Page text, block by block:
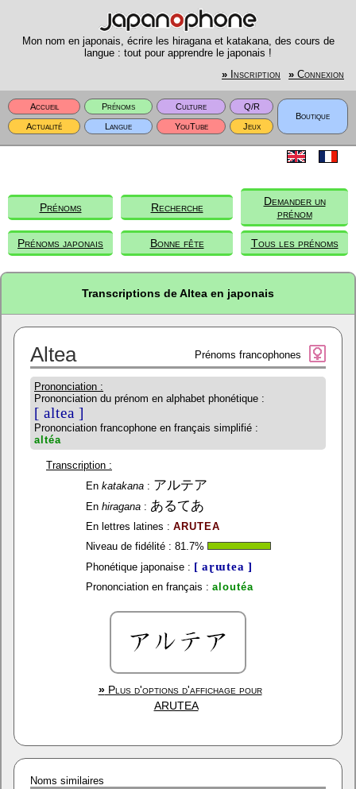
Mon nom en japonais, écrire les hiragana et katakana, des cours de
langue : tout pour apprendre le japonais !
» Inscription » Connexion
Accueil Prénoms Culture
Q/R
Boutique
Actualité
Langue YouTube Jeux
Prénoms Recherche
Demander un
prénom
Prénoms japonais Bonne fête Tous les prénoms
Transcriptions de Altea en japonais
Altea Prénoms francophones
Prononciation :
Prononciation du prénom en alphabet phonétique :
[ altea ]
Prononciation francophone en français simplifié :
altéa
Transcription :
En katakana: アルテア
En hiragana: あるてあ
En lettres latines : ARUTEA
Niveau de fidélité : 81.7%
Phonétique japonaise : [ aɽɯtea ]
Prononciation en français : aloutéa
»Plus d'options d'affichage pour
ARUTEA
Noms similaires